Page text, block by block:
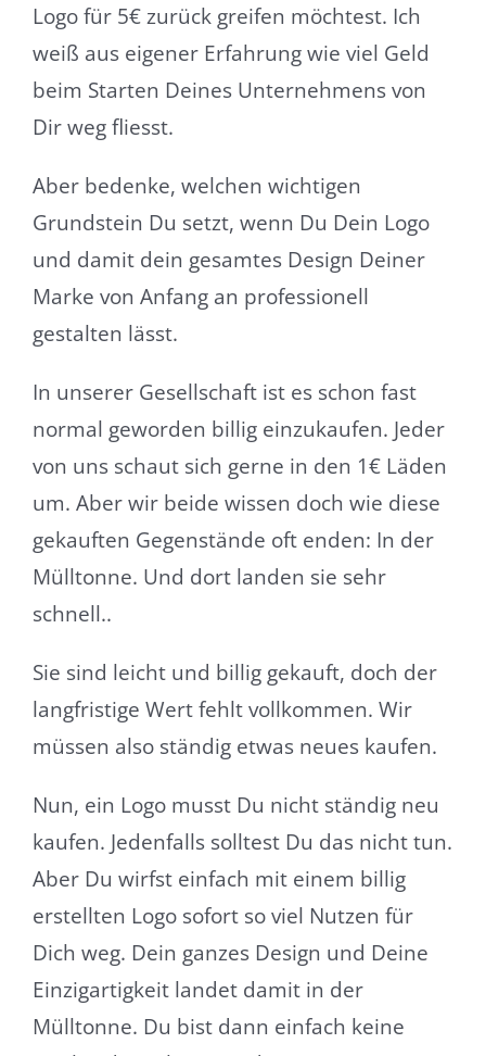
Logo für 5€ zurück greifen möchtest. Ich
weiß aus eigener Erfahrung wie viel Geld
beim Starten Deines Unternehmens von
Dir weg fliesst.
Aber bedenke, welchen wichtigen
Grundstein Du setzt, wenn Du Dein Logo
und damit dein gesamtes Design Deiner
Marke von Anfang an professionell
gestalten lässt.
In unserer Gesellschaft ist es schon fast
normal geworden billig einzukaufen. Jeder
von uns schaut sich gerne in den 1€ Läden
um. Aber wir beide wissen doch wie diese
gekauften Gegenstände oft enden: In der
Mülltonne. Und dort landen sie sehr
schnell..
Sie sind leicht und billig gekauft, doch der
langfristige Wert fehlt vollkommen. Wir
müssen also ständig etwas neues kaufen.
Nun, ein Logo musst Du nicht ständig neu
kaufen. Jedenfalls solltest Du das nicht tun.
Aber Du wirfst einfach mit einem billig
erstellten Logo sofort so viel Nutzen für
Dich weg. Dein ganzes Design und Deine
Einzigartigkeit landet damit in der
Mülltonne. Du bist dann einfach keine